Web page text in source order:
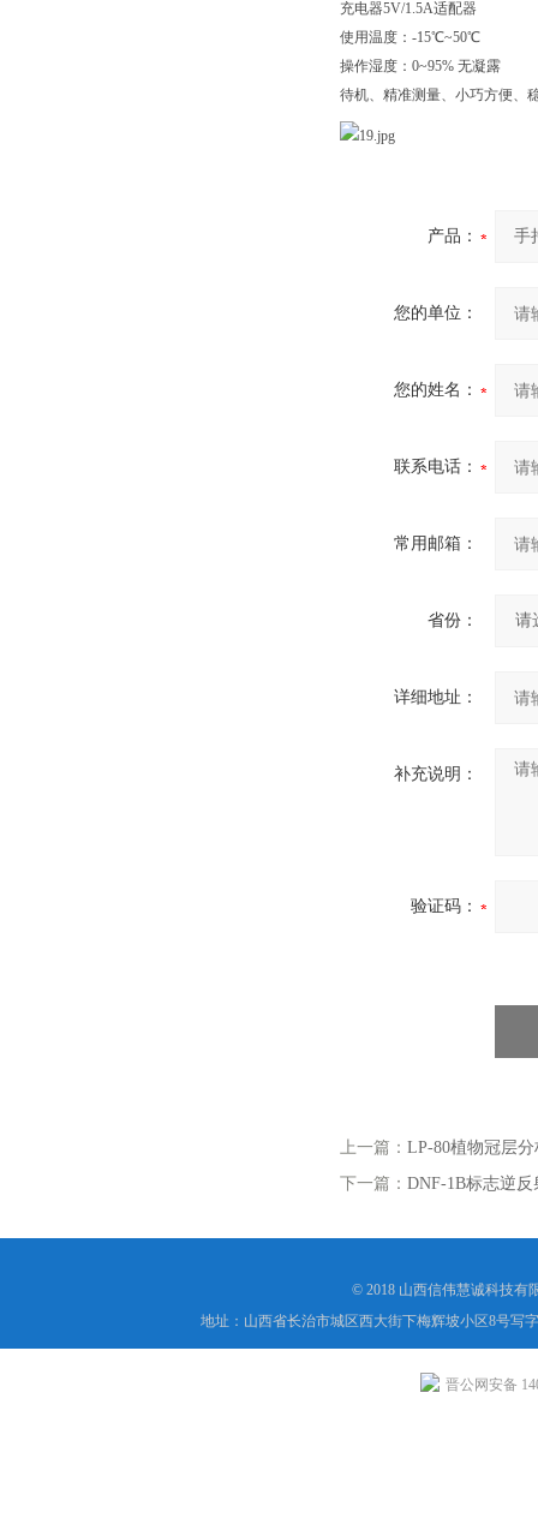
充电器5V/1.5A适配器
使用温度：-15℃~50℃
操作湿度：0~95% 无凝露
待机、精准测量、小巧方便、
产品：
您的单位：
您的姓名：
联系电话：
常用邮箱：
省份：
详细地址：
补充说明：
验证码：
上一篇： LP-80植物冠层分
下一篇： DNF-1B标志逆反
© 2018 山西信伟慧诚科技有
地址：山西省长治市城区西大街下梅辉坡小区8号写
晋公网安备